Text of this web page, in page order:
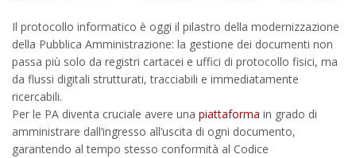
Il protocollo informatico è oggi il pilastro della modernizzazione
della Pubblica Amministrazione: la gestione dei documenti non
passa più solo da registri cartacei e uffici di protocollo fisici, ma
da flussi digitali strutturati, tracciabili e immediatamente
ricercabili.
Per le PA diventa cruciale avere una piattaforma in grado di
amministrare dall’ingresso all’uscita di ogni documento,
garantendo al tempo stesso conformità al Codice